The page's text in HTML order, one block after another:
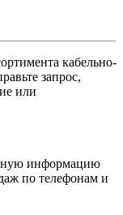
кабельно-
запрос,
или
информацию
по телефонам и